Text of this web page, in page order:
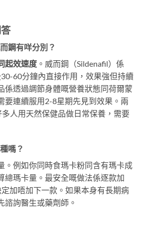
鋼有咩分別？
起效速度 。威而鋼（Sildenafil）係
60分鐘內直接作用，效果強但持續
係透過調節身體嘅營養狀態同荷爾蒙
要連續服用2-8星期先見到效果。兩
人用天然保健品做日常保養，需要
嗎？
。例如你同時食瑪卡粉同含有瑪卡成
總瑪卡量。最安全嘅做法係逐款加
加唔加下一款。如果本身有長期病
諮詢醫生或藥劑師。